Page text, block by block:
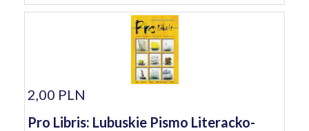
2,00 PLN
Pro Libris: Lubuskie Pismo Literacko-